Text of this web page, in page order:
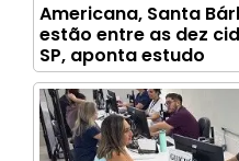
Americana, Santa
estão entre as dez
SP, aponta estudo